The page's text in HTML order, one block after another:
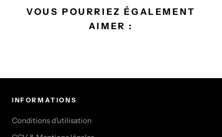
VOUS POURRIEZ ÉGALEMENT
AIMER :
INFORMATIONS
Conditions d'utilisation